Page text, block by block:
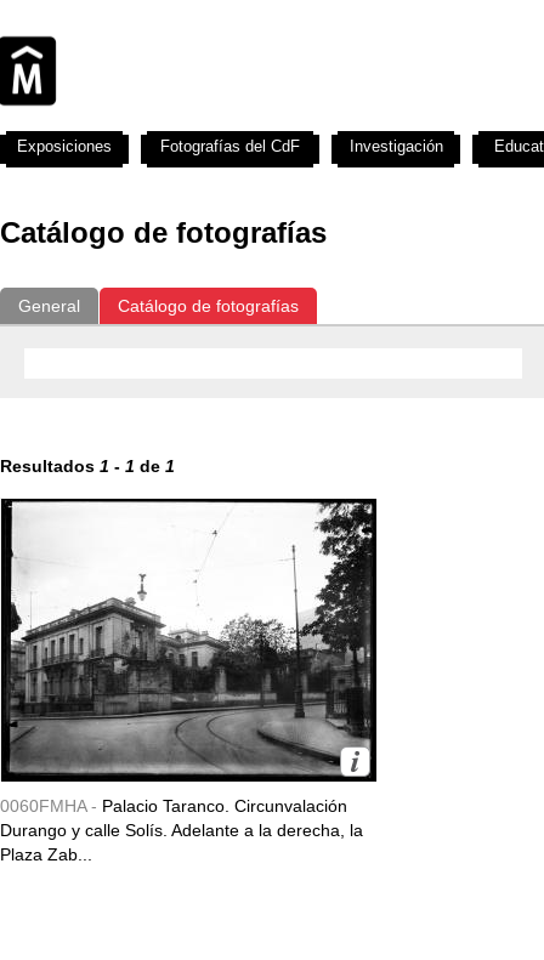
Catálogo de fotografías
General Catálogo de fotografías
Resultados 1 - 1 de 1
0060FMHA - Palacio Taranco. Circunvalación
Durango y calle Solís. Adelante a la derecha, la
Plaza Zab...
Exposiciones Fotografías del CdF Investigación